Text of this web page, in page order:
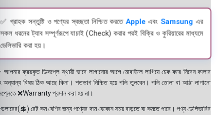
✅ গ্রাহক সন্তুষ্টি ও পণ্যের স্বচ্ছতা নিশ্চিত করতে Appleএবং Samsungএর
সকল ধরনের ট্যাব সম্পূর্ণরূপে যাচাই (Check) করার পরই বিক্রি ও কুরিয়ারের মাধ্যমে
ডেলিভারি করা হয়।
ক্রয়কৃত ডিসপ্লে স্থায়ী ভাবে লাগানোর আগে মোবাইলে লাগিয়ে চেক করে নিবেন কালার
অন্যান্য বিষয় ঠিক আছে কিনা। শতভাগ নিশ্চিত হয়ে পলি তুলবেন। পলি তোলা বা আঠা লাগানো
❌Warranty প্রদান করা হয় না।
রেট কম বেশির জন্য পণ্যের দাম যেকোন সময় বাড়তে বা কমতে পারে। পণ্য ডেলিভারির